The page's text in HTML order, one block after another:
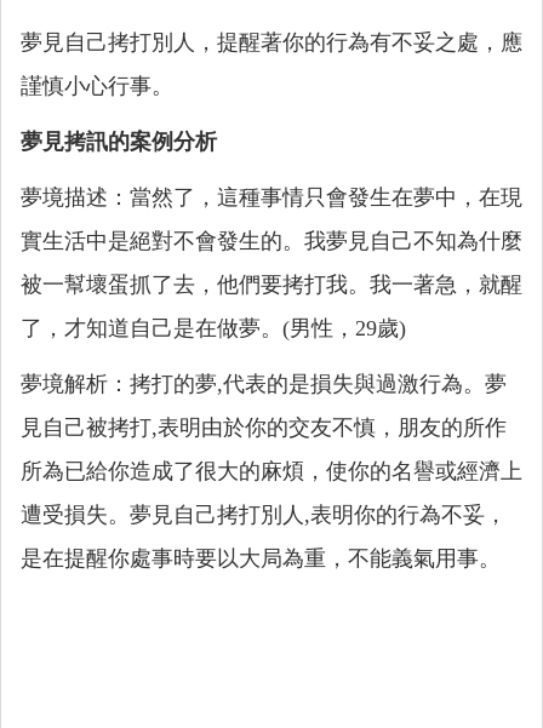
夢見自己拷打別人，提醒著你的行為有不妥之處，應
謹慎小心行事。
夢見拷訊的案例分析
夢境描述：當然了，這種事情只會發生在夢中，在現
實生活中是絕對不會發生的。我夢見自己不知為什麼
被一幫壞蛋抓了去，他們要拷打我。我一著急，就醒
了，才知道自己是在做夢。(男性，29歲)
夢境解析：拷打的夢,代表的是損失與過激行為。夢
見自己被拷打,表明由於你的交友不慎，朋友的所作
所為已給你造成了很大的麻煩，使你的名譽或經濟上
遭受損失。夢見自己拷打別人,表明你的行為不妥，
是在提醒你處事時要以大局為重，不能義氣用事。